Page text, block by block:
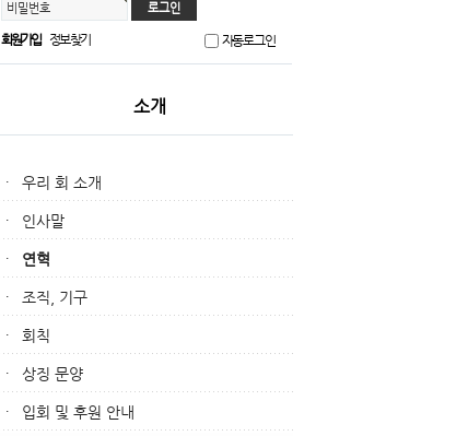
비밀번호
회원가입 정보찾기 자동로그인
소개
· 우리 회 소개
· 인사말
· 연혁
· 조직, 기구
· 회칙
· 상징 문양
· 입회 및 후원 안내